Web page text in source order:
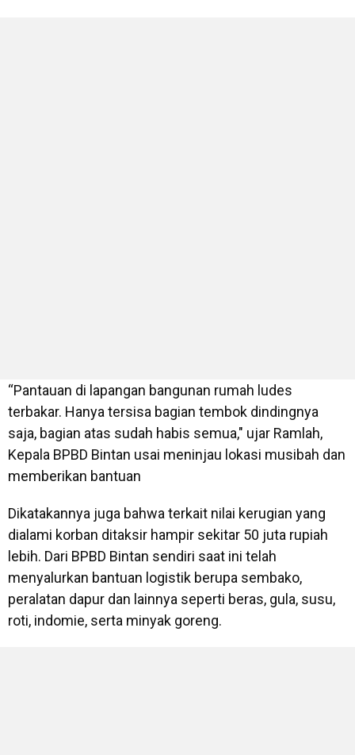
“Pantauan di lapangan bangunan rumah ludes
terbakar. Hanya tersisa bagian tembok dindingnya
saja, bagian atas sudah habis semua," ujar Ramlah,
Kepala BPBD Bintan usai meninjau lokasi musibah dan
memberikan bantuan
Dikatakannya juga bahwa terkait nilai kerugian yang
dialami korban ditaksir hampir sekitar 50 juta rupiah
lebih. Dari BPBD Bintan sendiri saat ini telah
menyalurkan bantuan logistik berupa sembako,
peralatan dapur dan lainnya seperti beras, gula, susu,
roti, indomie, serta minyak goreng.